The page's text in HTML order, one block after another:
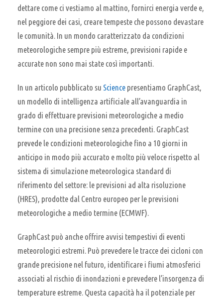
dettare come ci vestiamo al mattino, fornirci energia verde e,
nel peggiore dei casi, creare tempeste che possono devastare
le comunità. In un mondo caratterizzato da condizioni
meteorologiche sempre più estreme, previsioni rapide e
accurate non sono mai state così importanti.
In un articolo pubblicato su Science presentiamo GraphCast,
un modello di intelligenza artificiale all’avanguardia in
grado di effettuare previsioni meteorologiche a medio
termine con una precisione senza precedenti. GraphCast
prevede le condizioni meteorologiche fino a 10 giorni in
anticipo in modo più accurato e molto più veloce rispetto al
sistema di simulazione meteorologica standard di
riferimento del settore: le previsioni ad alta risoluzione
(HRES), prodotte dal Centro europeo per le previsioni
meteorologiche a medio termine (ECMWF).
GraphCast può anche offrire avvisi tempestivi di eventi
meteorologici estremi. Può prevedere le tracce dei cicloni con
grande precisione nel futuro, identificare i fiumi atmosferici
associati al rischio di inondazioni e prevedere l’insorgenza di
temperature estreme. Questa capacità ha il potenziale per